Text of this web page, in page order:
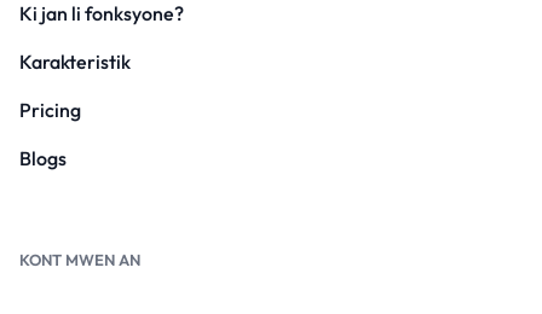
Ki jan li fonksyone?
Karakteristik
Pricing
Blogs
KONT MWEN AN